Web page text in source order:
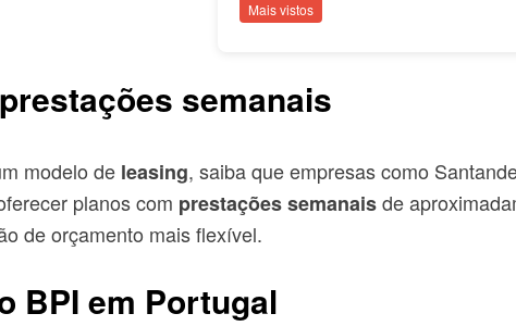
Mais vistos
semanais
modelo de leasing, saiba que empresas como
planos com prestações semanaisde
de orçamento mais flexível.
BPI em Portugal